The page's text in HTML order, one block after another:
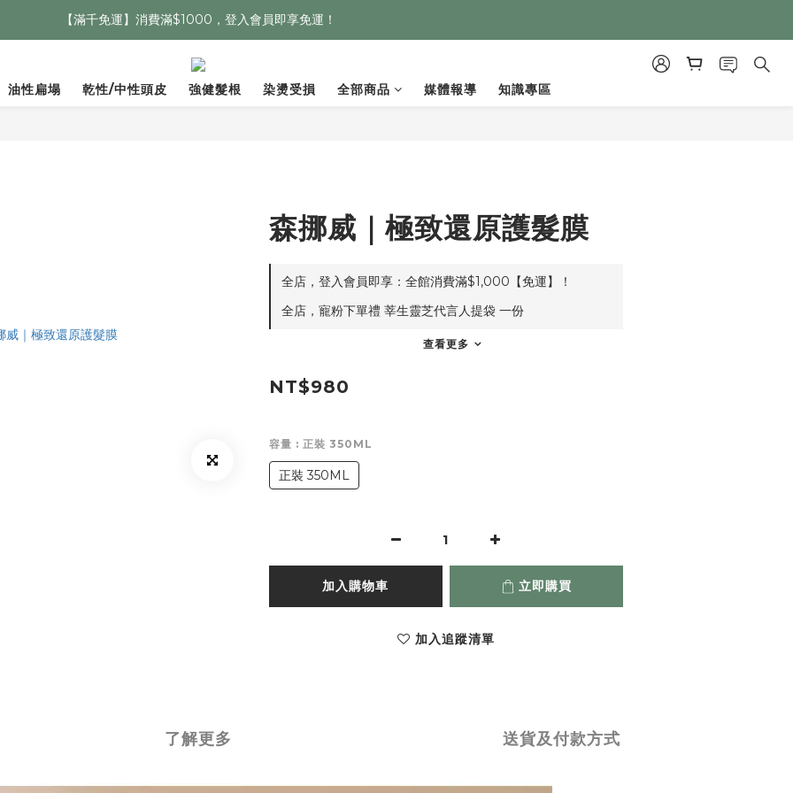
【滿千免運】消費滿$1000，登入會員即享免運！
油性扁塌 乾性/中性頭皮 強健髮根 染燙受損 全部商品 媒體報導 知識專區
森挪威｜極致還原護髮膜
全店，登入會員即享：全館消費滿$1,000【免運】！
全店，寵粉下單禮 莘生靈芝代言人提袋 一份
查看更多
NT$980
容量 : 正裝 350ML
正裝 350ML
加入購物車 立即購買
加入追蹤清單
了解更多 送貨及付款方式